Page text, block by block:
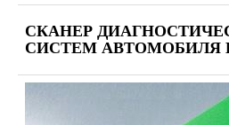
СКАНЕР
СИСТЕМ АВТОМОБИЛЯ